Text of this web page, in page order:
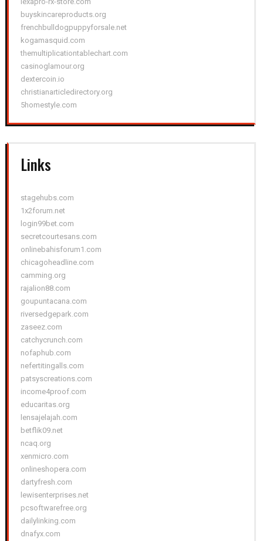
buyskincareproducts.org
frenchbulldogpuppyforsale.net
kogamasquid.com
themultiplicationtablechart.com
casinoglamour.org
dextercoin.io
christianarticledirectory.org
5homestyle.com
Links
stagehubs.com
1x2forum.net
login99bet.com
secretcourtesans.com
onlinebahisforum1.com
chicagoheadline.com
camming.org
rajalion88.com
goupuntacana.com
riversedgepark.com
zaseez.com
catchycrunch.com
nofaphub.com
nefertitingalls.com
patsyscreations.com
income4proof.com
educaritas.org
lensajelajah.com
betflik09.net
ncaq.org
xenmicro.com
onlineshopera.com
dartyfresh.com
lewisenterprises.net
pcsoftwarefree.org
dailylinking.com
dnafyx.com